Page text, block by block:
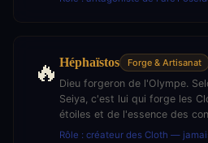
🔥 Héphaïstos Forge & Artisanat
Dieu forgeron de l'Olympe.
Seiya, c'est lui qui forge les
étoiles et de l'essence des
Rôle : créateur des Cloth —